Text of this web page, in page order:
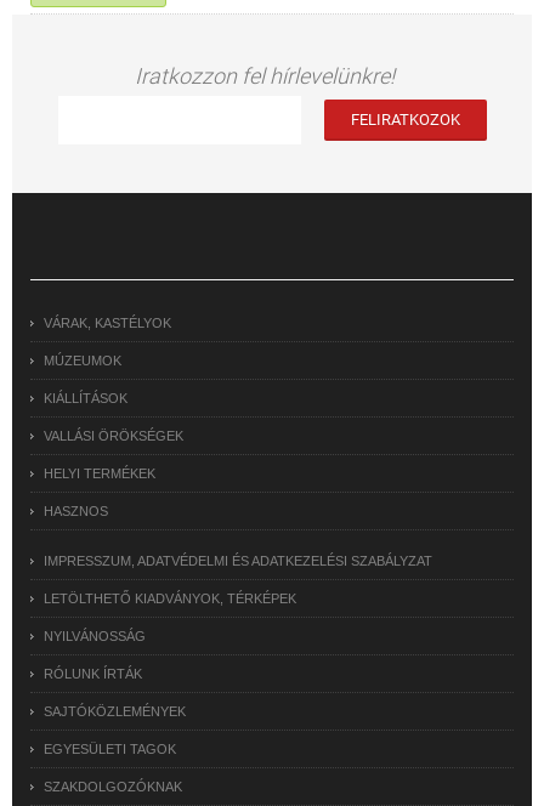
Iratkozzon fel hírlevelünkre!
VÁRAK, KASTÉLYOK
MÚZEUMOK
KIÁLLÍTÁSOK
VALLÁSI ÖRÖKSÉGEK
HELYI TERMÉKEK
HASZNOS
IMPRESSZUM, ADATVÉDELMI ÉS ADATKEZELÉSI SZABÁLYZAT
LETÖLTHETŐ KIADVÁNYOK, TÉRKÉPEK
NYILVÁNOSSÁG
RÓLUNK ÍRTÁK
SAJTÓKÖZLEMÉNYEK
EGYESÜLETI TAGOK
SZAKDOLGOZÓKNAK